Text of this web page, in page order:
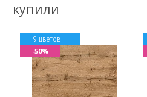
купили
9 цветов
-50%